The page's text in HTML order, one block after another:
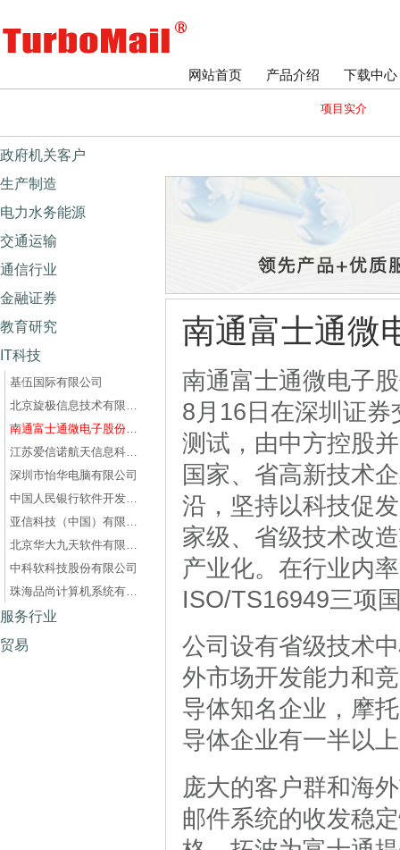
网站首页 产品介绍 下载中心
项目实介
政府机关客户
生产制造
电力水务能源
交通运输
通信行业
金融证券
教育研究
IT科技
基伍国际有限公司
北京旋极信息技术有限公司
南通富士通微电子股份有限公司
江苏爱信诺航天信息科技有限公司
深圳市怡华电脑有限公司
中国人民银行软件开发中心
亚信科技（中国）有限公司
北京华大九天软件有限公司
中科软科技股份有限公司
珠海品尚计算机系统有限公司
服务行业
贸易
南通富士通微
南通富士通微电子
8月16日在深圳证
测试，由中方控股
国家、省高新技术
沿，坚持以科技促
家级、省级技术改
产业化。在行业内
ISO/TS16949三项
公司设有省级技术
外市场开发能力和
导体知名企业，摩
导体企业有一半以
庞大的客户群和海
邮件系统的收发稳